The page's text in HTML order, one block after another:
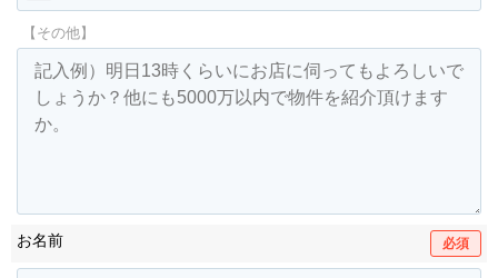
【その他】
お名前 必須